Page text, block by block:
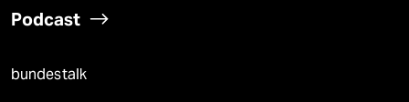
Podcast
bundestalk